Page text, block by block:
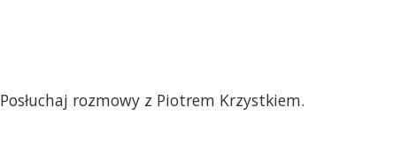
Posłuchaj rozmowy z Piotrem Krzystkiem.